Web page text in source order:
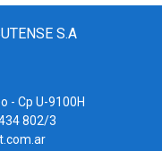
S.A
- Cp U-9100H
802/3